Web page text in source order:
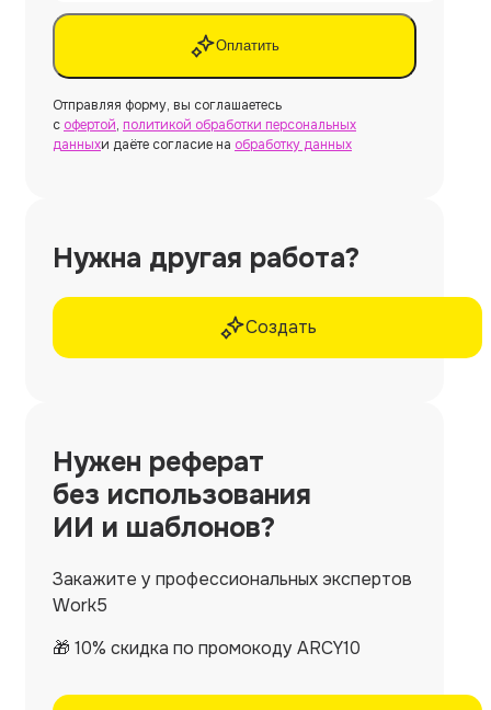
Оплатить
Отправляя форму, вы соглашаетесь
с офертой, политикой обработки персональных
данныхи даёте согласие на обработку данных
Нужна другая работа?
Создать
Нужен реферат
без использования
ИИ и шаблонов?
Закажите у профессиональных экспертов
Work5
🎁 10% скидка по промокоду ARCY10